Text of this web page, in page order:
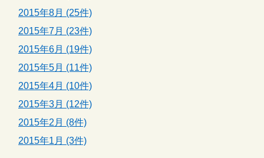
2015年8月 (25件)
2015年7月 (23件)
2015年6月 (19件)
2015年5月 (11件)
2015年4月 (10件)
2015年3月 (12件)
2015年2月 (8件)
2015年1月 (3件)